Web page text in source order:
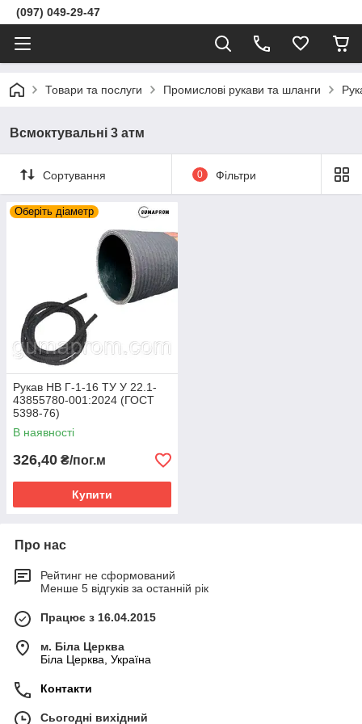
(097) 049-29-47
Товари та послуги Промислові рукави та шланги
Всмоктувальні 3 атм
Сортування 0 Фільтри
Оберіть діаметр
Рукав НВ Г-1-16 ТУ У 22.1-
43855780-001:2024 (ГОСТ
5398-76)
В наявності
326,40 ₴/пог.м
Купити
Про нас
Рейтинг не сформований
Менше 5 відгуків за останній рік
Працює з 16.04.2015
м. Біла Церква
Біла Церква, Україна
Контакти
Сьогодні вихідний